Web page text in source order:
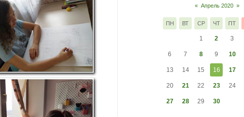
« Апрель 2020 »
ПН ВТ СР ЧТ ПТ
1 2 3
6 7 8 9 10
13 14 15 16 17
20 21 22 23 24
27 28 29 30